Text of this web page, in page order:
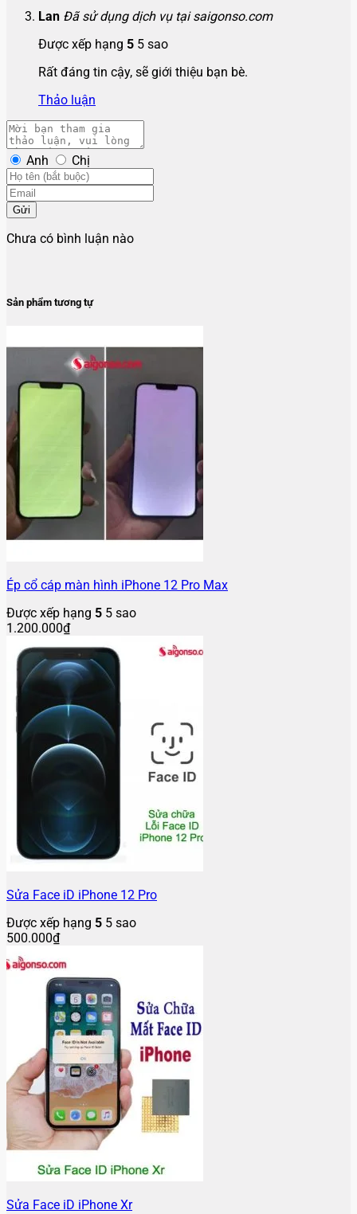
Lan Đã sử dụng dịch vụ tại saigonso.com
Được xếp hạng 5 5 sao
Rất đáng tin cậy, sẽ giới thiệu bạn bè.
Thảo luận
Anh Chị
Gửi
Chưa có bình luận nào
Sản phẩm tương tự
Ép cổ cáp màn hình iPhone 12 Pro Max
Được xếp hạng 5 5 sao
1.200.000₫
Sửa Face iD iPhone 12 Pro
Được xếp hạng 5 5 sao
500.000₫
Sửa Face iD iPhone Xr